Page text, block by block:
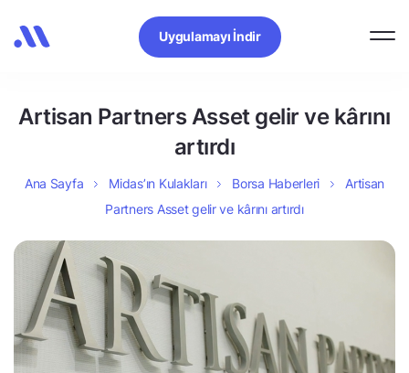
Uygulamayı İndir
Artisan Partners Asset gelir ve kârını
artırdı
Ana Sayfa Midas’ın Kulakları Borsa Haberleri
Artisan
Partners Asset gelir ve kârını artırdı